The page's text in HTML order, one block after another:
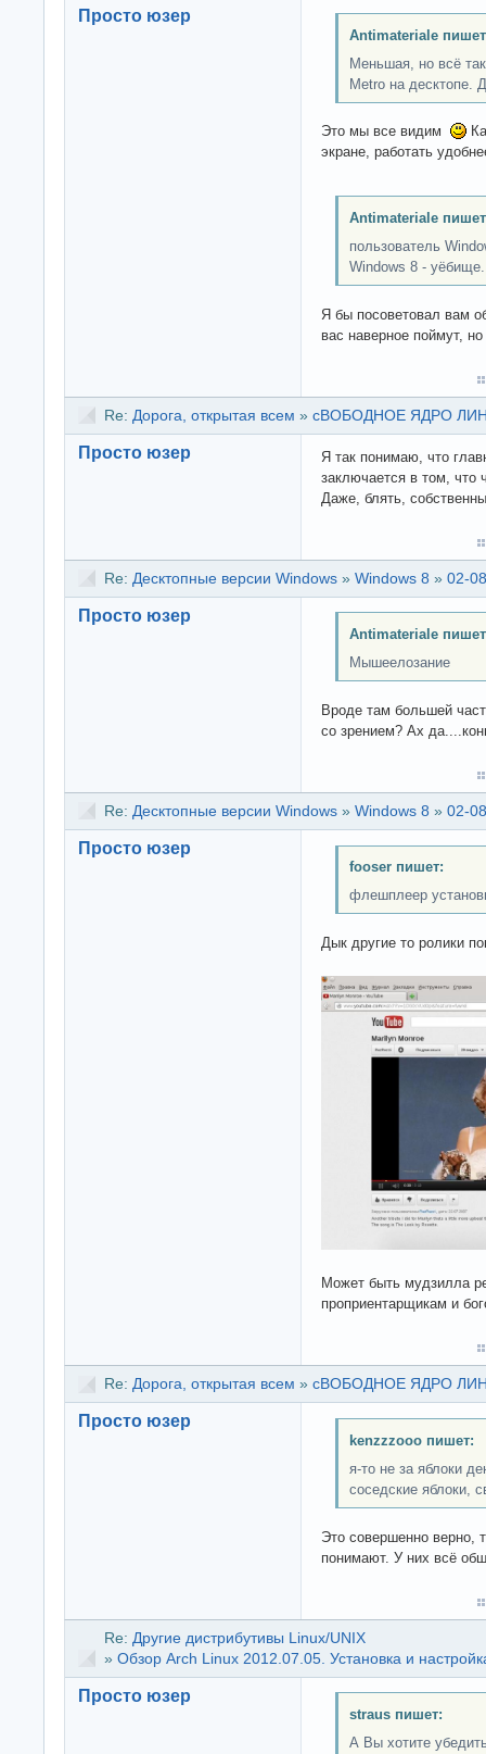
Просто юзер
Antimateriale
Меньшая, но всё
Metro на десктопе.
Это мы все видим
экране, работать
Antimateriale
пользователь
Windows 8 - уёбище.
Я бы посоветовал вам
вас наверное поймут,
Re: Дорога, открытая всем » сВОБОДНОЕ ЯДРО
Просто юзер
Я так понимаю, что
заключается в том, что
Даже, блять,
Re: Десктопные версии Windows » Windows 8 » 02-
Просто юзер
Antimateriale
Мышеелозание
Вроде там большей
со зрением? Ах
Re: Десктопные версии Windows » Windows 8 » 02-
Просто юзер
fooser пишет:
флешплеер
Дык другие то ролики
Может быть мудзилла
проприентарщикам и
Re: Дорога, открытая всем » сВОБОДНОЕ ЯДРО
Просто юзер
kenzzzooo пишет:
я-то не за яблоки
соседские яблоки,
Это совершенно верно,
понимают. У них всё
Re: Другие дистрибутивы Linux/UNIX
» Обзор Arch Linux 2012.07.05. Установка и
Просто юзер
straus пишет:
А Вы хотите